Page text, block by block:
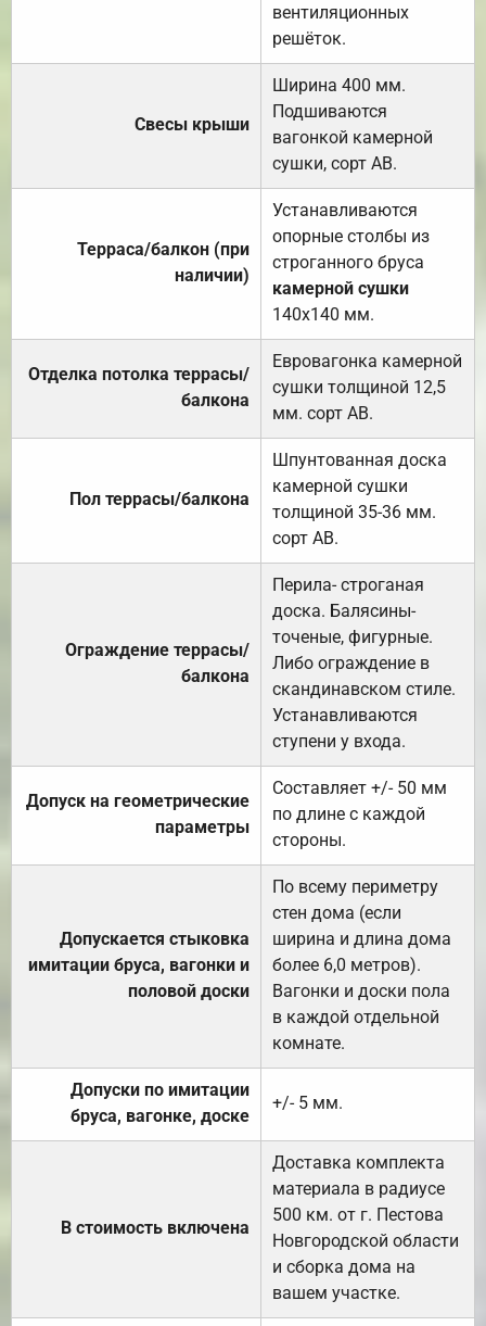
вентиляционных
решёток.
Свесы крыши
Ширина 400 мм.
Подшиваются
вагонкой камерной
сушки, сорт АВ.
Терраса/балкон (при
наличии)
Устанавливаются
опорные столбы из
строганного бруса
камерной сушки
140х140 мм.
Отделка потолка террасы/
балкона
Евровагонка камерной
сушки толщиной 12,5
мм. сорт АВ.
Пол террасы/балкона
Шпунтованная доска
камерной сушки
толщиной 35-36 мм.
сорт АВ.
Ограждение террасы/
балкона
Перила- строганая
доска. Балясины-
точеные, фигурные.
Либо ограждение в
скандинавском стиле.
Устанавливаются
ступени у входа.
Допуск на геометрические
параметры
Составляет +/- 50 мм
по длине с каждой
стороны.
Допускается стыковка
имитации бруса, вагонки и
половой доски
По всему периметру
стен дома (если
ширина и длина дома
более 6,0 метров).
Вагонки и доски пола
в каждой отдельной
комнате.
Допуски по имитации
бруса, вагонке, доске
+/- 5 мм.
В стоимость включена
Доставка комплекта
материала в радиусе
500 км. от г. Пестова
Новгородской области
и сборка дома на
вашем участке.